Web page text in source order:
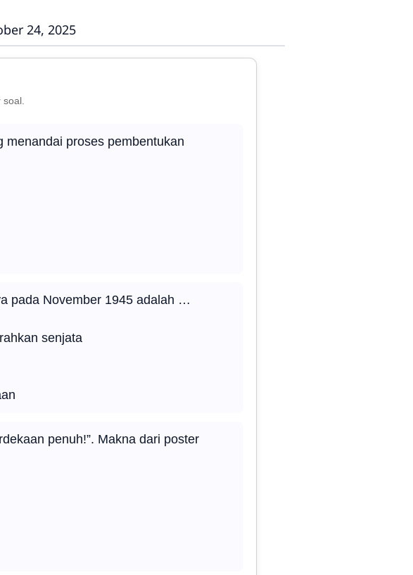
24, 2025
menandai proses pembentukan
pada November 1945 adalah …
senjata
penuh!”. Makna dari poster